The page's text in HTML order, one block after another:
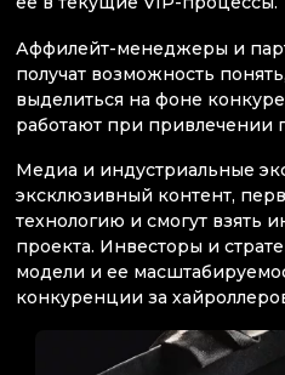
Аффилейт-менеджеры и
получат возможность
выделиться на фоне
работают при привлечении
Медиа и индустриальные
эксклюзивный контент,
технологию и смогут взять
проекта. Инвесторы и
модели и ее
конкуренции за